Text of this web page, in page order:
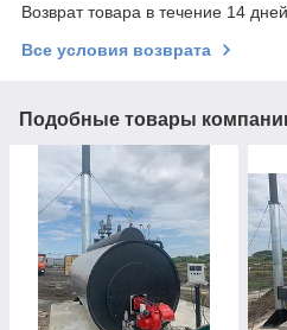
Возврат товара в течение 14
Все условия возврата
Подобные товары